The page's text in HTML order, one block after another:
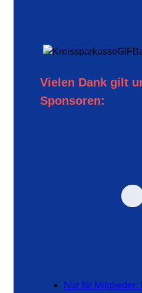
Vielen Dank gilt
Sponsoren:
Nur für Mitglieder: